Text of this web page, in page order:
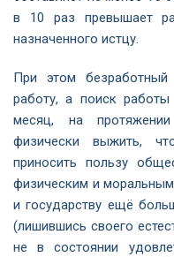
в 10 раз превышает
назначенного истцу.
При этом
работу, а поиск
месяц, на
физически выжить,
приносить пользу
физическим и
и государству ещё
(лишившись своего
не в состоянии